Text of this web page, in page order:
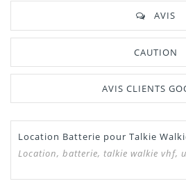
AVIS
CAUTION
AVIS CLIENTS
Location Batterie pour Talkie
Location, batterie, talkie walkie vhf,